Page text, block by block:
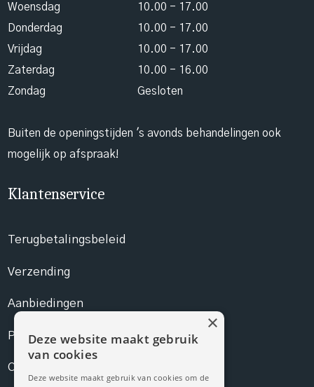
Woensdag
10.00 - 17.00
Donderdag
10.00 - 17.00
Vrijdag
10.00 - 17.00
Zaterdag
10.00 - 16.00
Zondag
Gesloten
Buiten de openingstijden 's avonds behandelingen ook
mogelijk op afspraak!
Klantenservice
Terugbetalingsbeleid
Verzending
Aanbiedingen
Prijslijst
Contact
Deze website maakt gebruik
van cookies
Deze website maakt gebruik van cookies om de
×